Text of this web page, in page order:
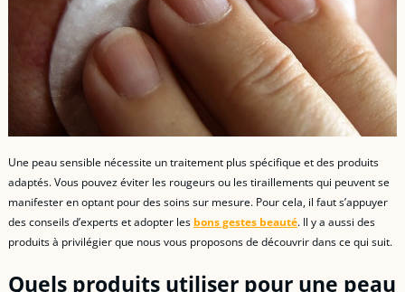
Une peau sensible nécessite un traitement plus spécifique et des produits
adaptés. Vous pouvez éviter les rougeurs ou les tiraillements qui peuvent se
manifester en optant pour des soins sur mesure. Pour cela, il faut s’appuyer
des conseils d’experts et adopter les bons gestes beauté. Il y a aussi des
produits à privilégier que nous vous proposons de découvrir dans ce qui suit.
Quels produits utiliser pour une peau